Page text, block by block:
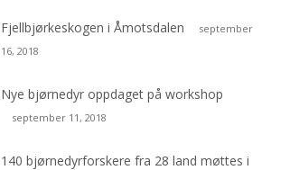
Fjellbjørkeskogen i Åmotsdalen
september
16, 2018
Nye bjørnedyr oppdaget på workshop
september 11, 2018
140 bjørnedyrforskere fra 28 land møttes i